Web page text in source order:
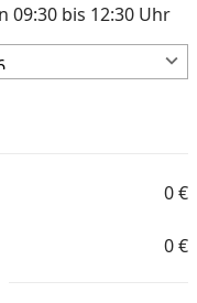
09:30 bis 12:30 Uhr
0€
0€